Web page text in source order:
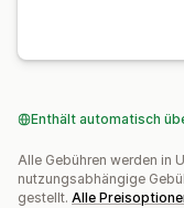
Enthält automatisch
Alle Gebühren werden in
nutzungsabhängige
gestellt. Alle